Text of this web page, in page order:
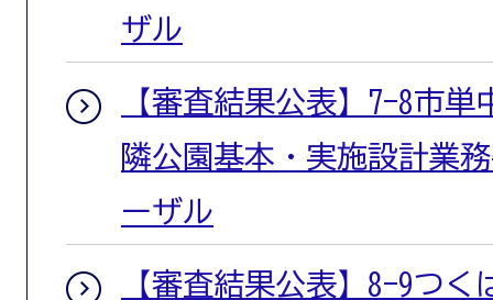
ザル
【審査結果公表】7-8市単
隣公園基本・実施設計業
ーザル
【審査結果公表】8-9つ